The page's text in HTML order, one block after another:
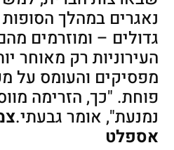
נאגרים במהלך
גדולים – ומוזרמים
העירוניות רק מאוחר
מפסיקים והעומס על
פוחת. "כך, הזרימה
נמנעת", אומר גבעתי.
אספלט